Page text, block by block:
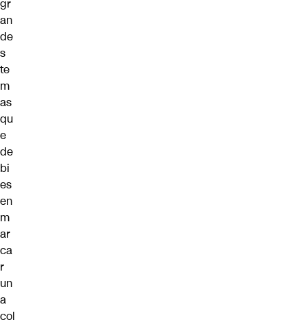
gr
an
de
s
te
m
as
qu
e
de
bi
es
en
m
ar
ca
r
un
a
col